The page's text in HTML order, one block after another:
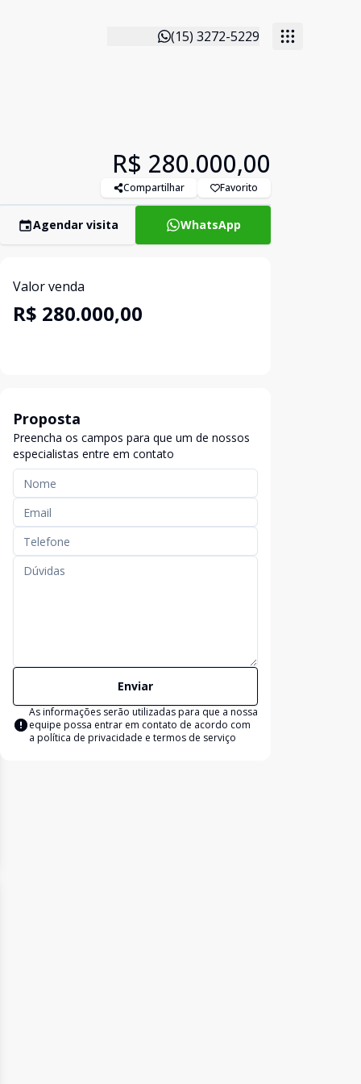
(15) 3272-5229
R$ 280.000,00
Compartilhar Favorito
Agendar visita WhatsApp
Valor venda
R$ 280.000,00
Proposta
Preencha os campos para que um de nossos
especialistas entre em contato
Enviar
As informações serão utilizadas para que a nossa
equipe possa entrar em contato de acordo com
a política de privacidade e termos de serviço